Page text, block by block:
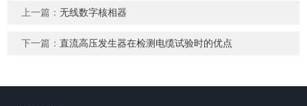
上一篇：无线数字核相器
下一篇：直流高压发生器在检测电缆试验时的优点